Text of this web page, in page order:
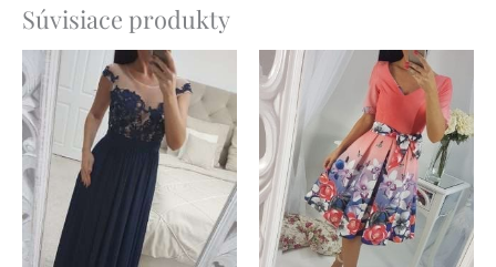
Súvisiace produkty